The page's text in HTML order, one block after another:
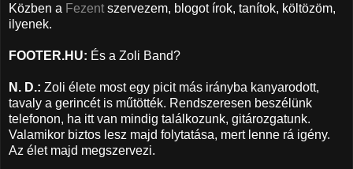
Közben a Fezent szervezem, blogot írok, tanítok, költözöm,
ilyenek.
FOOTER.HU: És a Zoli Band?
N. D.: Zoli élete most egy picit más irányba kanyarodott,
tavaly a gerincét is műtötték. Rendszeresen beszélünk
telefonon, ha itt van mindig találkozunk, gitározgatunk.
Valamikor biztos lesz majd folytatása, mert lenne rá igény.
Az élet majd megszervezi.